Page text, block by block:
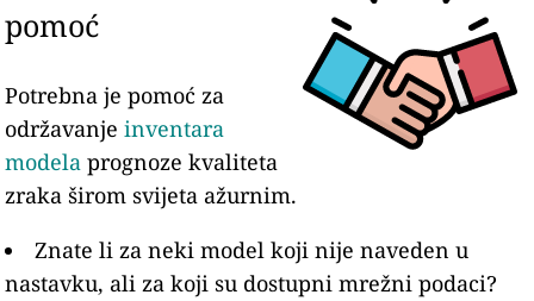
pomoć
Potrebna je pomoć za
održavanjeinventara
modela prognoze kvaliteta
zraka širom svijeta ažurnim.
Znate li za neki model koji nije naveden u
nastavku, ali za koji su dostupni mrežni podaci?